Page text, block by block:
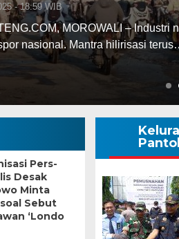
- 16:30 WIB
PALU – Transisi
(Sulteng) nyatanya tak…
Pers-
Desak
Minta
Sebut
‘Londo